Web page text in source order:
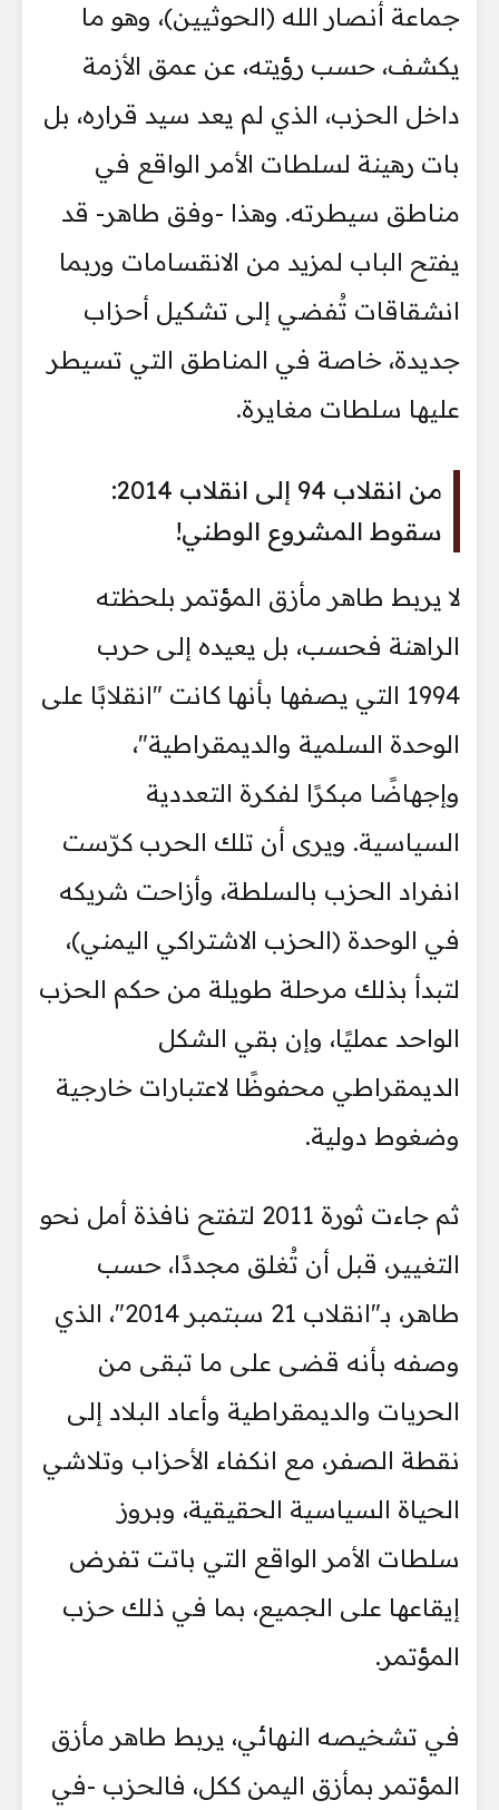
جماعة أنصار الله (الحوثيين)، وهو ما
يكشف، حسب رؤيته، عن عمق الأزمة
داخل الحزب، الذي لم يعد سيد قراره، بل
بات رهينة لسلطات الأمر الواقع في
مناطق سيطرته. وهذا -وفق طاهر- قد
يفتح الباب لمزيد من الانقسامات وربما
انشقاقات تُفضي إلى تشكيل أحزاب
جديدة، خاصة في المناطق التي تسيطر
عليها سلطات مغايرة.
من انقلاب 94 إلى انقلاب 2014:
سقوط المشروع الوطني!
لا يربط طاهر مأزق المؤتمر بلحظته
الراهنة فحسب، بل يعيده إلى حرب
1994 التي يصفها بأنها كانت "انقلابًا على
الوحدة السلمية والديمقراطية"،
وإجهاضًا مبكرًا لفكرة التعددية
السياسية. ويرى أن تلك الحرب كرّست
انفراد الحزب بالسلطة، وأزاحت شريكه
في الوحدة (الحزب الاشتراكي اليمني)،
لتبدأ بذلك مرحلة طويلة من حكم الحزب
الواحد عمليًا، وإن بقي الشكل
الديمقراطي محفوظًا لاعتبارات خارجية
وضغوط دولية.
ثم جاءت ثورة 2011 لتفتح نافذة أمل نحو
التغيير، قبل أن تُغلق مجددًا، حسب
طاهر، بـ"انقلاب 21 سبتمبر 2014"، الذي
وصفه بأنه قضى على ما تبقى من
الحريات والديمقراطية وأعاد البلاد إلى
نقطة الصفر، مع انكفاء الأحزاب وتلاشي
الحياة السياسية الحقيقية، وبروز
سلطات الأمر الواقع التي باتت تفرض
إيقاعها على الجميع، بما في ذلك حزب
المؤتمر.
في تشخيصه النهائي، يربط طاهر مأزق
المؤتمر بمأزق اليمن ككل، فالحزب -في